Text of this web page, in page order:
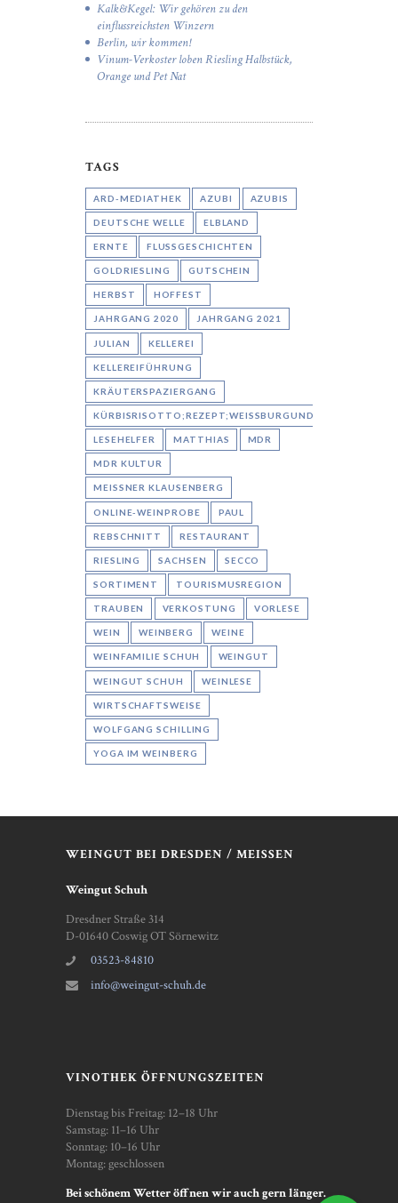
Kalk&Kegel: Wir gehören zu den
einflussreichsten Winzern
Berlin, wir kommen!
Vinum-Verkoster loben Riesling Halbstück,
Orange und Pet Nat
TAGS
ARD-MEDIATHEK AZUBI AZUBIS
DEUTSCHE WELLE ELBLAND
ERNTE FLUSSGESCHICHTEN
GOLDRIESLING GUTSCHEIN
HERBST HOFFEST
JAHRGANG 2020 JAHRGANG 2021
JULIAN KELLEREI
KELLEREIFÜHRUNG
KRÄUTERSPAZIERGANG
KÜRBISRISOTTO;REZEPT;WEISSBURGUNDER;AARON
LESEHELFER MATTHIAS MDR
MDR KULTUR
MEISSNER KLAUSENBERG
ONLINE-WEINPROBE PAUL
REBSCHNITT RESTAURANT
RIESLING SACHSEN SECCO
SORTIMENT TOURISMUSREGION
TRAUBEN VERKOSTUNG VORLESE
WEIN WEINBERG WEINE
WEINFAMILIE SCHUH WEINGUT
WEINGUT SCHUH WEINLESE
WIRTSCHAFTSWEISE
WOLFGANG SCHILLING
YOGA IM WEINBERG
WEINGUT BEI DRESDEN / MEISSEN
Weingut Schuh
Dresdner Straße 314
D-01640 Coswig OT Sörnewitz
03523-84810
info@weingut-schuh.de
VINOTHEK ÖFFNUNGSZEITEN
Dienstag bis Freitag: 12–18 Uhr
Samstag: 11–16 Uhr
Sonntag: 10–16 Uhr
Montag: geschlossen
Bei schönem Wetter öffnen wir auch gern länger.